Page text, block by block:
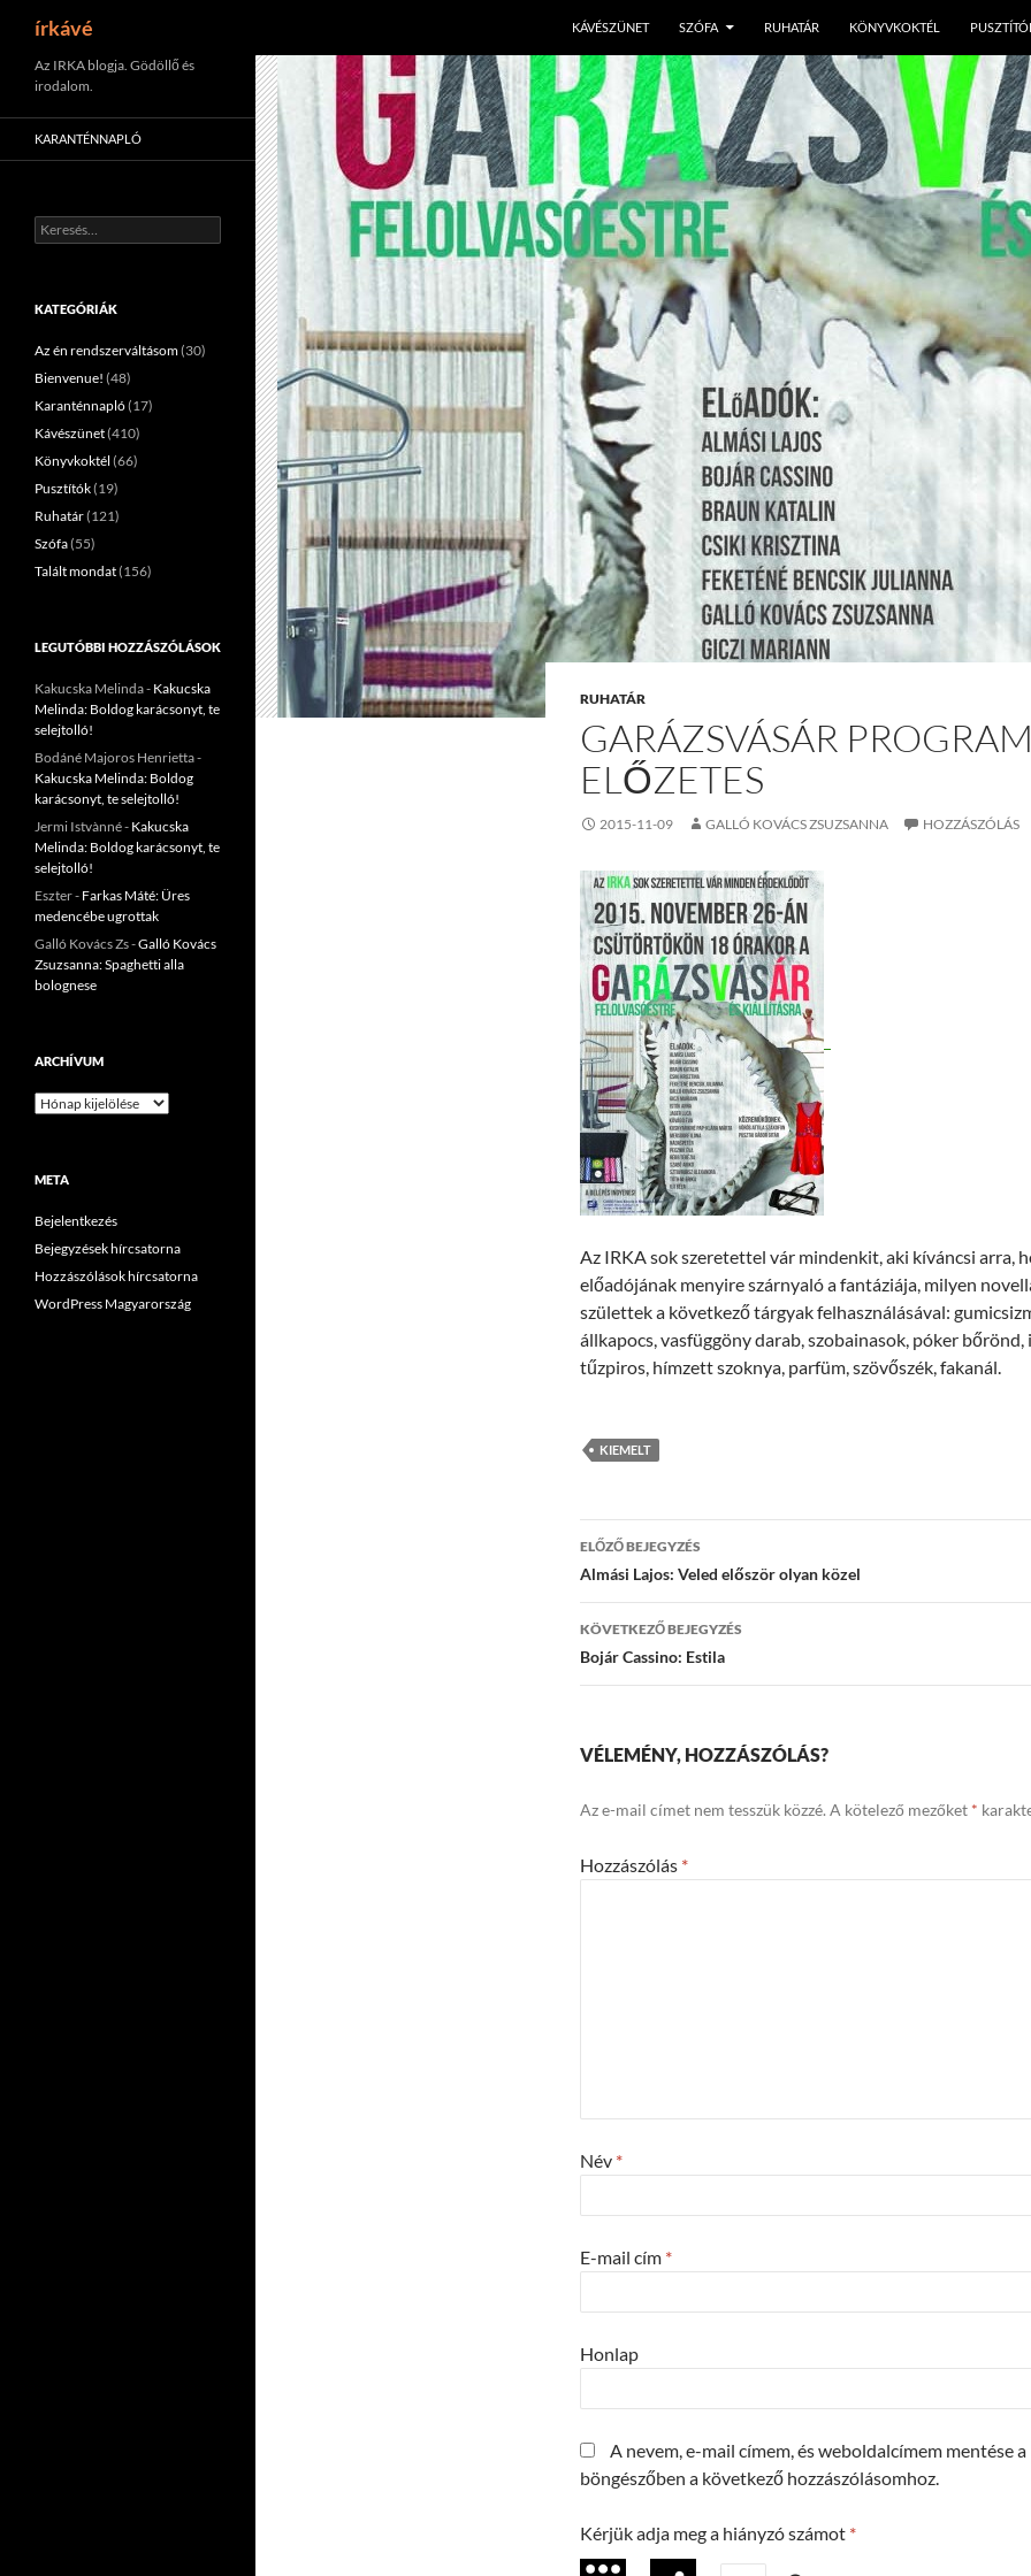
Tartalomhoz
írkávé KÁVÉSZÜNET SZÓFA RUHATÁR KÖNYVKOKTÉL
RUHATÁR
GARÁZSVÁSÁR
ELŐZETES
2015-11-09 GALLÓ KOVÁCS ZSUZSANNA HOZZÁSZÓLÁS
Az IRKA sok szeretettel vár mindenkit, aki kíváncsi arra,
előadójának menyire szárnyaló a fantáziája, milyen
születtek a következő tárgyak felhasználásával:
állkapocs, vasfüggöny darab, szobainasok, póker bőrönd,
tűzpiros, hímzett szoknya, parfüm, szövőszék, fakanál.
KIEMELT
Bejegyzések
navigációja
ELŐZŐ BEJEGYZÉS
Almási Lajos: Veled először olyan közel
KÖVETKEZŐ BEJEGYZÉS
Bojár Cassino: Estila
VÉLEMÉNY, HOZZÁSZÓLÁS?
Az e-mail címet nem tesszük közzé. A kötelező mezőket *
Hozzászólás *
Név *
E-mail cím *
Honlap
A nevem, e-mail címem, és weboldalcímem mentése a
böngészőben a következő hozzászólásomhoz.
Kérjük adja meg a hiányzó számot *
Az IRKA blogja. Gödöllő és
irodalom.
KARANTÉNNAPLÓ
Keresés:
KATEGÓRIÁK
Az én rendszerváltásom(30)
Bienvenue! (48)
Karanténnapló(17)
Kávészünet(410)
Könyvkoktél (66)
Pusztítók(19)
Ruhatár(121)
Szófa(55)
Talált mondat(156)
LEGUTÓBBI HOZZÁSZÓLÁSOK
Kakucska Melinda- Kakucska
Melinda: Boldog karácsonyt, te
selejtolló!
Bodáné Majoros Henrietta-
Kakucska Melinda: Boldog
karácsonyt, te selejtolló!
Jermi Istvànné- Kakucska
Melinda: Boldog karácsonyt, te
selejtolló!
Eszter- Farkas Máté: Üres
medencébe ugrottak
Galló Kovács Zs-Galló Kovács
Zsuzsanna: Spaghetti alla
bolognese
ARCHÍVUM
Archívum
META
Bejelentkezés
Bejegyzések hírcsatorna
Hozzászólások hírcsatorna
WordPress Magyarország